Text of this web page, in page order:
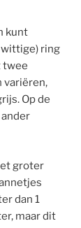
kunt
wittige) ring
twee
variëren,
Op de
groter
dan 1
maar dit